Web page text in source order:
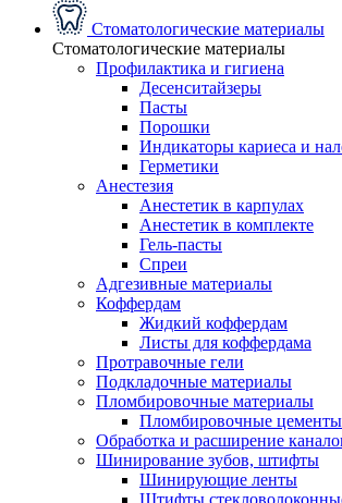
Стоматологические материалы
Стоматологические материалы
Профилактика и гигиена
Десенситайзеры
Пасты
Порошки
Индикаторы кариеса и
Герметики
Анестезия
Анестетик в карпулах
Анестетик в комплекте
Гель-пасты
Спреи
Адгезивные материалы
Коффердам
Жидкий коффердам
Листы для коффердама
Протравочные гели
Подкладочные материалы
Пломбировочные материалы
Пломбировочные цементы
Обработка и расширение
Шинирование зубов, штифты
Шинирующие ленты
Штифты